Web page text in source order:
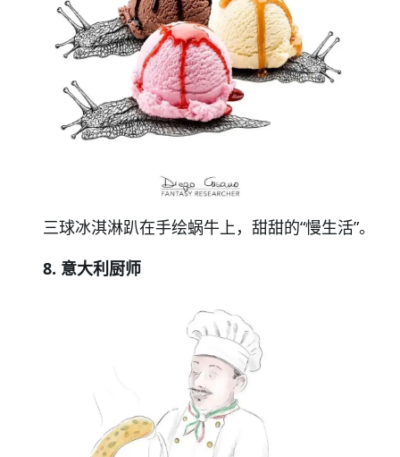
三球冰淇淋趴在手绘蜗牛上，甜甜的“慢生活”。
8. 意大利厨师